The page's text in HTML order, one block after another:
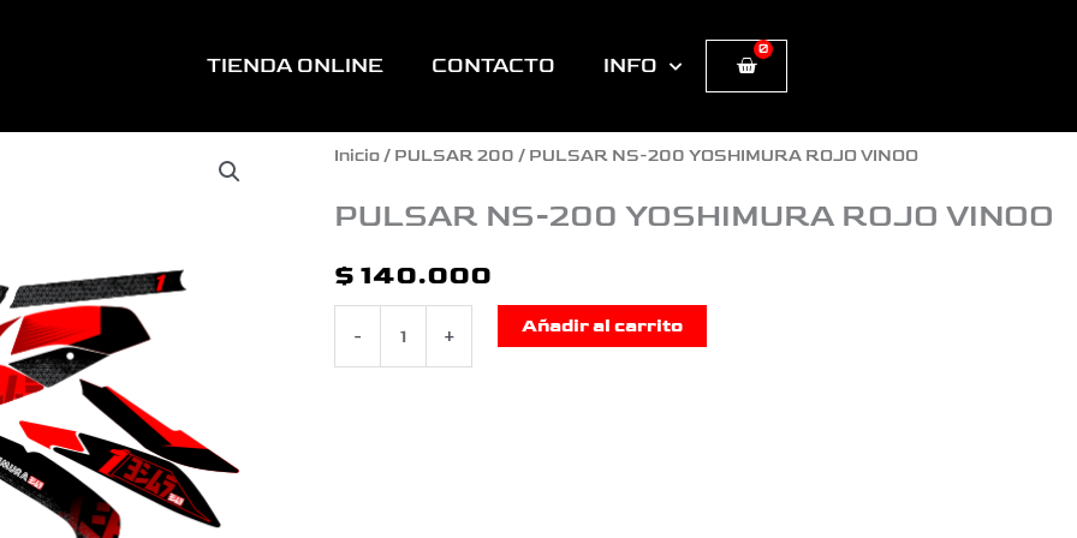
TIENDA ONLINE CONTACTO INFO
0
Cart
Inicio/ PULSAR 200 / PULSAR NS-200 YOSHIMURA ROJO VINOO
PULSAR NS-200 YOSHIMURA ROJO VINOO
$ 140.000
-
PULSAR
NS-
YOSHIMURA
+ Añadir al carrito